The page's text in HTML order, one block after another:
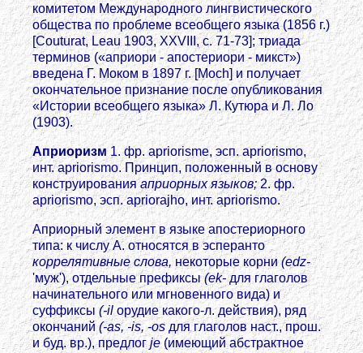
комитетом Международного лингвистического
общества по проблеме всеобщего языка (1856 г.)
[Couturat, Leau 1903, XXVIII, с. 71-73]; триада
терминов («априори - апостериори - микст»)
введена Г. Моком в 1897 г. [Moch] и получает
окончательное признание после опубликования
«Истории всеобщего языка» Л. Кутюра и Л. Ло
(1903).
Априоризм1. фр. apriorisme, эсп. apriorismo,
инт. apriorismo. Принцип, положенный в основу
конструированияаприорных языков;2. фр.
apriorismo, эсп. apriorajho, инт. apriorismo.
Априорный элемент в языке апостериорного
типа: к числу А. относятся в эсперанто
коррелятивные слова,некоторые корни(edz-
'муж'), отдельные префиксы(еk-для глаголов
начинательного или мгновенного вида) и
суффиксы (-ilорудие какого-л. действия), ряд
окончаний(-as, -is, -osдля глаголов наст., прош.
и буд. вр.), предлогjе (имеющий абстрактное